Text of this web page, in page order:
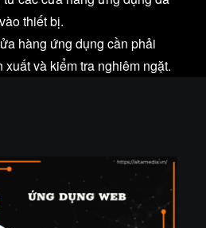
thiết bị.
hàng ứng dụng cần phải
và kiểm tra nghiêm ngặt.